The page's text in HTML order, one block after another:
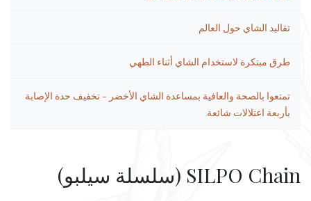
تقاليد الشاي حول العالم
طرق مبتكرة لاستخدام الشاي أثناء الطهي
تمتعوا بالصحة والعافية بمساعدة الشاي الأخضر – تخفيف حدة الإصابة
بأربعة اعتلالات شائعة.
SILPO Chain (سلسلة سيلبو)